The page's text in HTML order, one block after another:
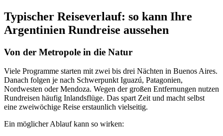
Typischer Reiseverlauf: so kann Ihre
Argentinien Rundreise aussehen
Von der Metropole in die Natur
Viele Programme starten mit zwei bis drei Nächten in Buenos Aires.
Danach folgen je nach Schwerpunkt Iguazú, Patagonien,
Nordwesten oder Mendoza. Wegen der großen Entfernungen nutzen
Rundreisen häufig Inlandsflüge. Das spart Zeit und macht selbst
eine zweiwöchige Reise erstaunlich vielseitig.
Ein möglicher Ablauf kann so wirken: